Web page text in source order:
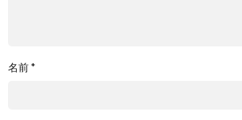
名前*